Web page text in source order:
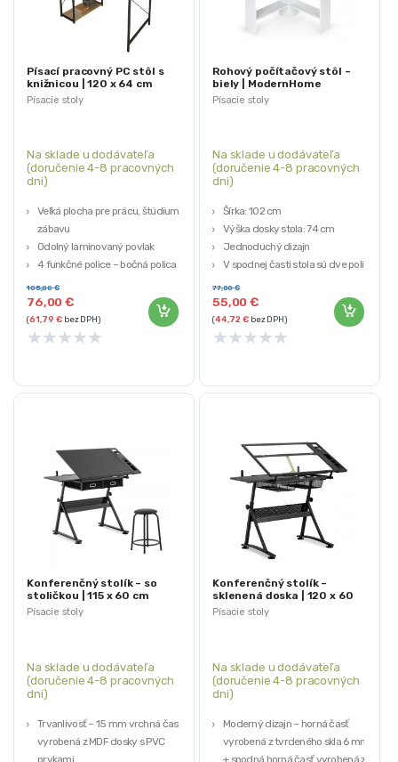
Písacie stoly
Písací pracovný PC stôl s
knižnicou | 120 x 64 cm
Na sklade u dodávateľa
(doručenie 4-8 pracovných
dni)
Veľká plocha pre prácu, štúdium i
zábavu
Odolný laminovaný povlak
4 funkčné police – bočná polica
Vystužená kovová konštrukcia
76,00€
105,00€
(61,79€bez DPH)
★★★★★
Písacie stoly
Rohový počítačový stôl –
biely | ModernHome
Na sklade u dodávateľa
(doručenie 4-8 pracovných
dni)
Šírka: 102 cm
Výška dosky stola: 74 cm
Jednoduchý dizajn
V spodnej časti stola sú dve police
55,00€
77,00€
(44,72€bez DPH)
★★★★★
Písacie stoly
Konferenčný stolík – so
stoličkou | 115 x 60 cm
Na sklade u dodávateľa
(doručenie 4-8 pracovných
dni)
Trvanlivosť – 15 mm vrchná časť
vyrobená z MDF dosky s PVC
prvkami
Písacie stoly
Konferenčný stolík –
sklenená doska | 120 x 60
cm
Na sklade u dodávateľa
(doručenie 4-8 pracovných
dni)
Moderný dizajn – horná časť
vyrobená z tvrdeného skla 6 mm
+ spodná horná časť vyrobená z